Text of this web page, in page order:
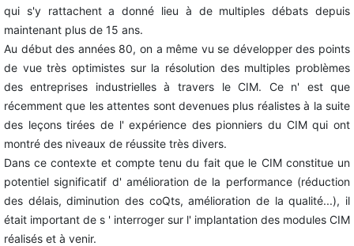
qui s'y rattachent a donné lieu à de multiples débats depuis
maintenant plus de 15 ans.
Au début des années 80, on a même vu se développer des points
de vue très optimistes sur la résolution des multiples problèmes
des entreprises industrielles à travers le CIM. Ce n' est que
récemment que les attentes sont devenues plus réalistes à la suite
des leçons tirées de l' expérience des pionniers du CIM qui ont
montré des niveaux de réussite très divers.
Dans ce contexte et compte tenu du fait que le CIM constitue un
potentiel significatif d' amélioration de la performance (réduction
des délais, diminution des coQts, amélioration de la qualité...), il
était important de s ' interroger sur l' implantation des modules CIM
réalisés et à venir.